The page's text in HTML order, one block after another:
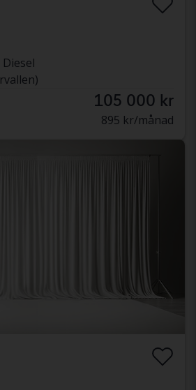
Diesel
105 000 kr
895 kr/månad